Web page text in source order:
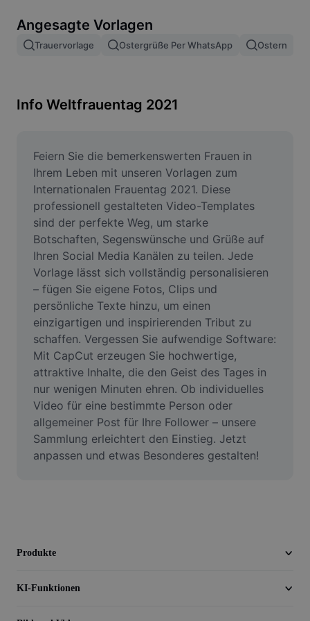
Bilder zusammenfügen
Bildgröße ändern
Meme-Generator
AI Text Remover
AI People Remover
AI Inpainting
Face Cutout
Video
Videohintergrund entfernen
Qualität verbessern
Videoeditor
Video zuschneiden
Untertitel zu Videos hinzufügen
Angesagte Vorlagen
Trauervorlage Ostergrüße Per WhatsApp Ostern
Info Weltfrauentag 2021
Feiern Sie die bemerkenswerten Frauen in
Ihrem Leben mit unseren Vorlagen zum
Internationalen Frauentag 2021. Diese
professionell gestalteten Video-Templates
sind der perfekte Weg, um starke
Botschaften, Segenswünsche und Grüße auf
Ihren Social Media Kanälen zu teilen. Jede
Vorlage lässt sich vollständig personalisieren
– fügen Sie eigene Fotos, Clips und
persönliche Texte hinzu, um einen
einzigartigen und inspirierenden Tribut zu
schaffen. Vergessen Sie aufwendige Software:
Mit CapCut erzeugen Sie hochwertige,
attraktive Inhalte, die den Geist des Tages in
nur wenigen Minuten ehren. Ob individuelles
Video für eine bestimmte Person oder
allgemeiner Post für Ihre Follower – unsere
Sammlung erleichtert den Einstieg. Jetzt
anpassen und etwas Besonderes gestalten!
Produkte
KI-Funktionen